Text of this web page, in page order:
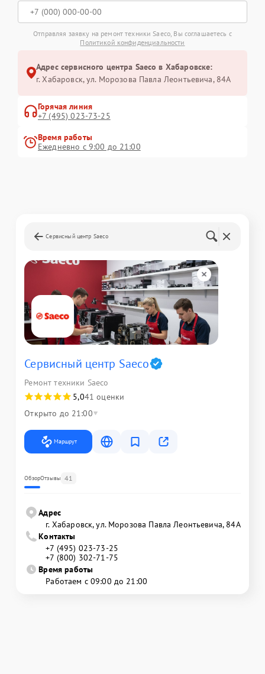
Отправляя заявку на ремонт техники Saeco, Вы соглашаетесь с
Политикой конфиденциальности
Адрес сервисного центра Saeco в Хабаровске:
г. Хабаровск, ул. Морозова Павла Леонтьевича, 84А
Горячая линия
+7 (495) 023-73-25
Время работы
Ежедневно с 9:00 до 21:00
Сервисный центр Saeco
Сервисный центр Saeco
Ремонт техники Saeco
5,041 оценки
Открыто до 21:00
Маршрут
ОбзорОтзывы 41
Адрес
г. Хабаровск, ул. Морозова Павла Леонтьевича, 84А
Контакты
+7 (495) 023-73-25
+7 (800) 302-71-75
Время работы
Работаем с 09:00 до 21:00